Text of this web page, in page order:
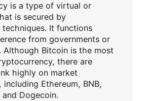
is a type of virtual or
is secured by
It functions
from governments or
Although Bitcoin is the most
there are
highly on market
Ethereum, BNB,
and Dogecoin.